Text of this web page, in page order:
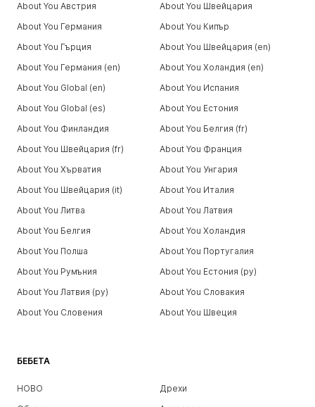
БЕБЕТА
НОВО
Дрехи
About You Австрия
About You Швейцария
About You Германия
About You Кипър
About You Гърция
About You Швейцария (en)
About You Германия (en)
About You Холандия (en)
About You Global (en)
About You Испания
About You Global (es)
About You Естония
About You Финландия
About You Белгия (fr)
About You Швейцария (fr)
About You Франция
About You Хърватия
About You Унгария
About You Швейцария (it)
About You Италия
About You Литва
About You Латвия
About You Белгия
About You Холандия
About You Полша
About You Португалия
About You Румъния
About You Естония (ру)
About You Латвия (ру)
About You Словакия
About You Словения
About You Швеция